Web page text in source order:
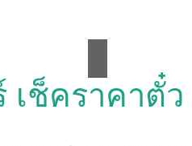
เช็คราคาตั๋